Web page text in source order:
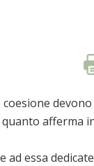
devono
afferma
ad essa dedicate